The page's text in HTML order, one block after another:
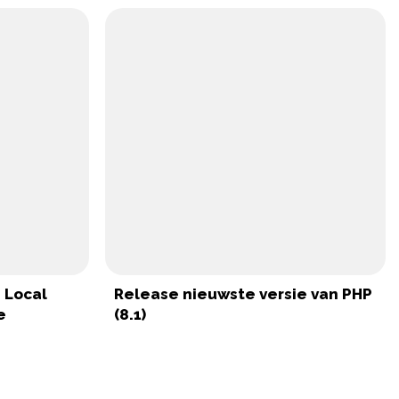
Local
Release nieuwste versie van PHP
(8.1)